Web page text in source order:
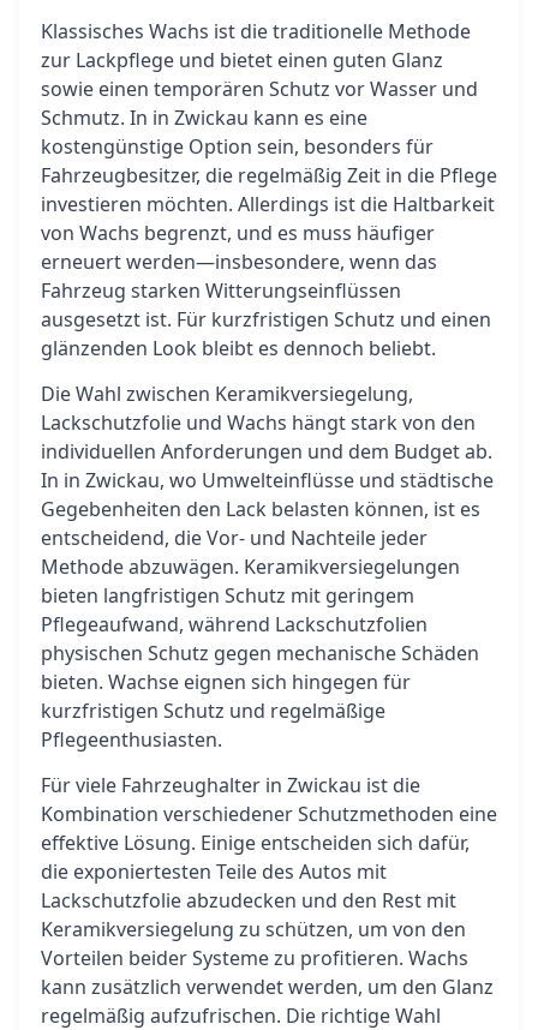
Klassisches Wachs ist die traditionelle Methode
zur Lackpflege und bietet einen guten Glanz
sowie einen temporären Schutz vor Wasser und
Schmutz. In in Zwickau kann es eine
kostengünstige Option sein, besonders für
Fahrzeugbesitzer, die regelmäßig Zeit in die Pflege
investieren möchten. Allerdings ist die Haltbarkeit
von Wachs begrenzt, und es muss häufiger
erneuert werden—insbesondere, wenn das
Fahrzeug starken Witterungseinflüssen
ausgesetzt ist. Für kurzfristigen Schutz und einen
glänzenden Look bleibt es dennoch beliebt.
Die Wahl zwischen Keramikversiegelung,
Lackschutzfolie und Wachs hängt stark von den
individuellen Anforderungen und dem Budget ab.
In in Zwickau, wo Umwelteinflüsse und städtische
Gegebenheiten den Lack belasten können, ist es
entscheidend, die Vor- und Nachteile jeder
Methode abzuwägen. Keramikversiegelungen
bieten langfristigen Schutz mit geringem
Pflegeaufwand, während Lackschutzfolien
physischen Schutz gegen mechanische Schäden
bieten. Wachse eignen sich hingegen für
kurzfristigen Schutz und regelmäßige
Pflegeenthusiasten.
Für viele Fahrzeughalter in Zwickau ist die
Kombination verschiedener Schutzmethoden eine
effektive Lösung. Einige entscheiden sich dafür,
die exponiertesten Teile des Autos mit
Lackschutzfolie abzudecken und den Rest mit
Keramikversiegelung zu schützen, um von den
Vorteilen beider Systeme zu profitieren. Wachs
kann zusätzlich verwendet werden, um den Glanz
regelmäßig aufzufrischen. Die richtige Wahl